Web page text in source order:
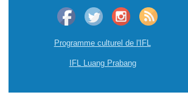
Programme culturel de l'IFL
IFL Luang Prabang